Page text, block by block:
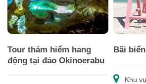
Tour thám hiểm hang
động tại đảo Okinoerabu
Bãi
Khu